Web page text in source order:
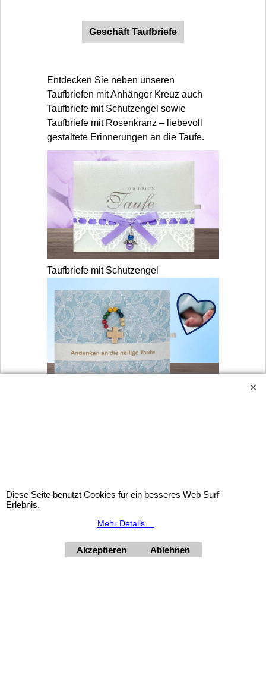
Geschäft Taufbriefe
Entdecken Sie neben unseren
Taufbriefen mit Anhänger Kreuz auch
Taufbriefe mit Schutzengel sowie
Taufbriefe mit Rosenkranz – liebevoll
gestaltete Erinnerungen an die Taufe.
Taufbriefe mit Schutzengel
HORNdeko 1010 Wien, Fischerstiege 4-8
geschlossen.
+4369910554131
Diese Seite benutzt Cookies für ein besseres Web Surf-
Erlebnis.
Mehr Details ...
Akzeptieren Ablehnen